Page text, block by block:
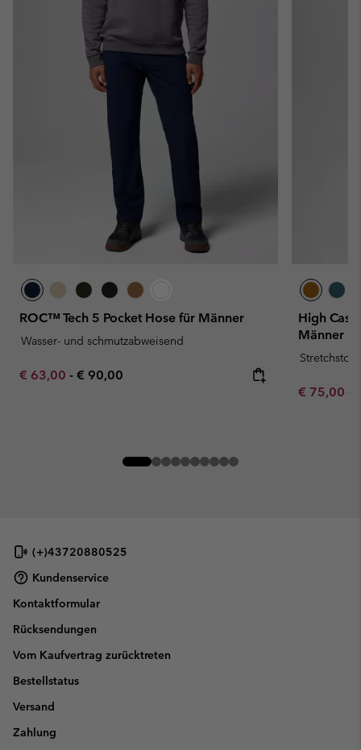
ROC™ Tech 5 Pocket Hose für Männer
Wasser- und schmutzabweisend
Minimum sale price:
€ 63,00 - Maximum price:
€ 90,00
High
Männer
Stretchstoff
Sale price:
€ 75,00€
(+)43720880525
Kundenservice
Kontaktformular
Rücksendungen
Vom Kaufvertrag zurücktreten
Bestellstatus
Versand
Zahlung